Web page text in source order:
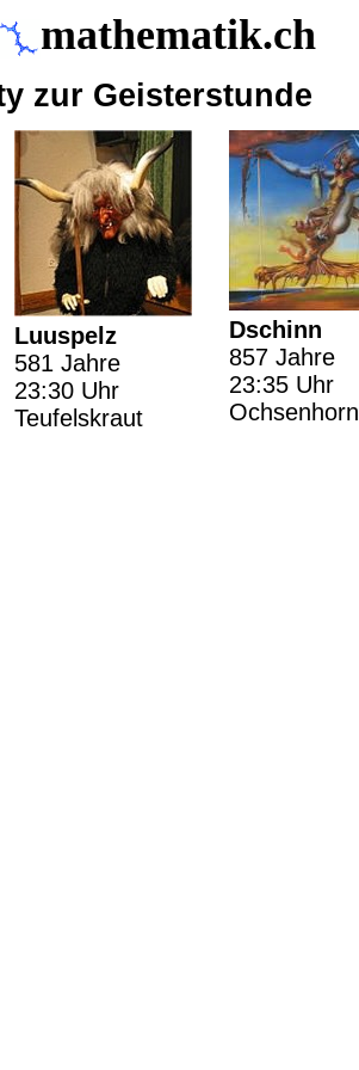
mathematik.ch
zur Geisterstunde
Luuspelz
581 Jahre
23:30 Uhr
Teufelskraut
Dschinn
857 Jahre
23:35 Uhr
Ochsenhorn